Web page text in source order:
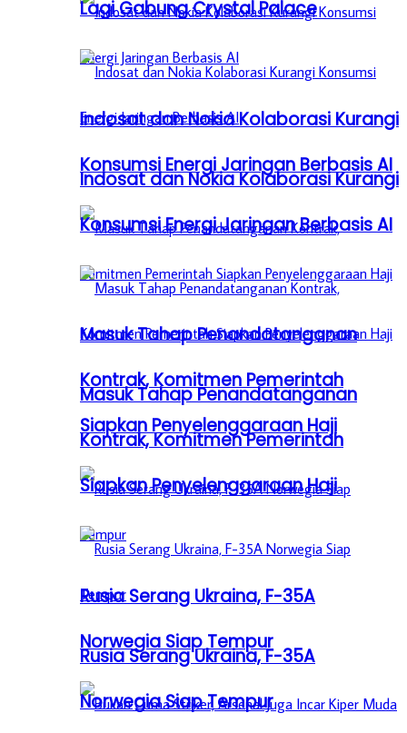
Indosat dan Nokia Kolaborasi Kurangi
Konsumsi Energi Jaringan Berbasis AI
Masuk Tahap Penandatanganan
Kontrak, Komitmen Pemerintah
Siapkan Penyelenggaraan Haji
Rusia Serang Ukraina, F-35A
Norwegia Siap Tempur
Lagi Gabung Crystal Palace
Indosat dan Nokia Kolaborasi Kurangi
Konsumsi Energi Jaringan Berbasis AI
Masuk Tahap Penandatanganan
Kontrak, Komitmen Pemerintah
Siapkan Penyelenggaraan Haji
Rusia Serang Ukraina, F-35A
Norwegia Siap Tempur